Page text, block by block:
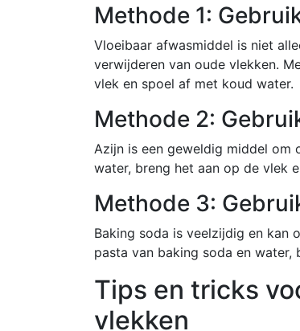
Methode 1:
Vloeibaar afwasmiddel is niet
verwijderen van oude vlekken.
vlek en spoel af met koud water.
Methode 2:
Azijn is een geweldig middel om
water, breng het aan op de vlek
Methode 3:
Baking soda is veelzijdig en kan
pasta van baking soda en
Tips en tricks
vlekken